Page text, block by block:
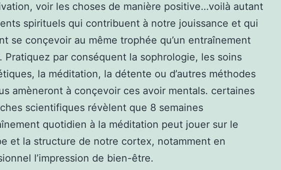
voir les choses de manière positive…voilà autant
spirituels qui contribuent à notre jouissance et qui
se conçevoir au même trophée qu’un entraînement
Pratiquez par conséquent la sophrologie, les soins
la méditation, la détente ou d’autres méthodes
amèneront à conçevoir ces avoir mentals. certaines
scientifiques révèlent que 8 semaines
quotidien à la méditation peut jouer sur le
et la structure de notre cortex, notamment en
l’impression de bien-être.